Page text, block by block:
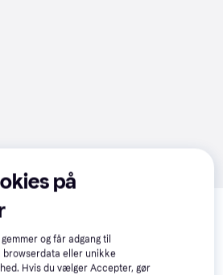
på
og får adgang til
browserdata eller unikke
Hvis du vælger Accepter, gør